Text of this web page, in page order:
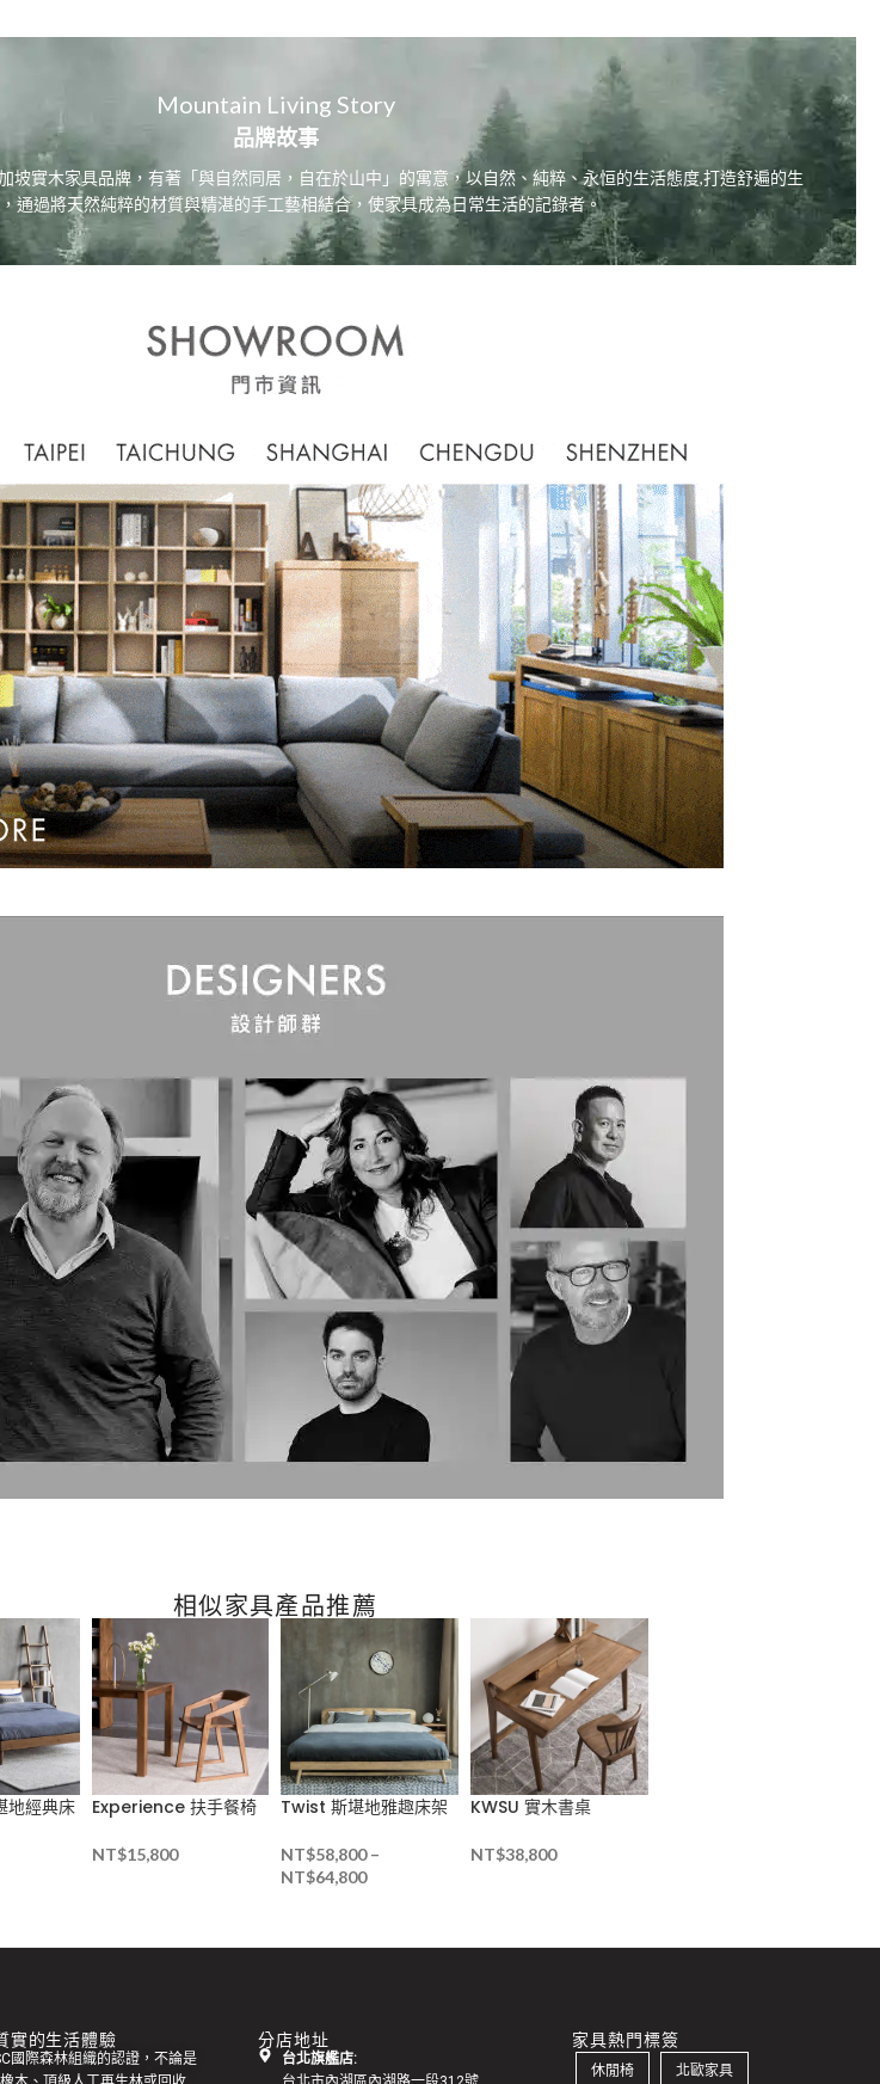
Mountain Living Story
品牌故事
坡實木家具品牌，有著「與自然同居，自在於山中」的寓意，以自然、純粹、永恒的生活態度,打造舒遍的生
通過將天然純粹的材質與精湛的手工藝相結合，使家具成為日常生活的記錄者。
相似家具產品推薦
經典床
Experience 扶手餐椅
NT$15,800
Twist 斯堪地雅趣床架
NT$58,800 –
NT$64,800
KWSU 實木書桌
NT$38,800
實的生活體驗
國際森林組織的認證，不論是
分店地址
台北旗艦店:
家具熱門標簽
休閒椅 北歐家具